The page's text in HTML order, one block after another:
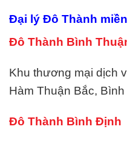
Đại lý Đô Thành
Đô Thành Bình
Khu thương mại dịch
Hàm Thuận Bắc,
Đô Thành Bình Định